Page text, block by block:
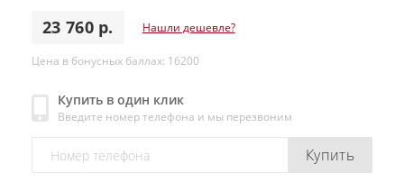
23 760 р. Нашли дешевле?
Цена в бонусных баллах: 16200
Купить в один клик
Введите номер телефона и мы перезвоним
Купить